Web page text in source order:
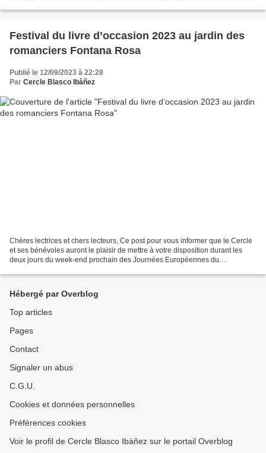
Festival du livre d’occasion 2023 au jardin des
romanciers Fontana Rosa
Publié le 12/09/2023 à 22:28
Par Cercle Blasco Ibàñez
Chères lectrices et chers lecteurs, Ce post pour vous informer que le Cercle
et ses bénévoles auront le plaisir de mettre à votre disposition durant les
deux jours du week-end prochain des Journées Européennes du
Hébergé par Overblog
Top articles
Pages
Contact
Signaler un abus
C.G.U.
Cookies et données personnelles
Préférences cookies
Voir le profil de Cercle Blasco Ibàñez sur le portail Overblog